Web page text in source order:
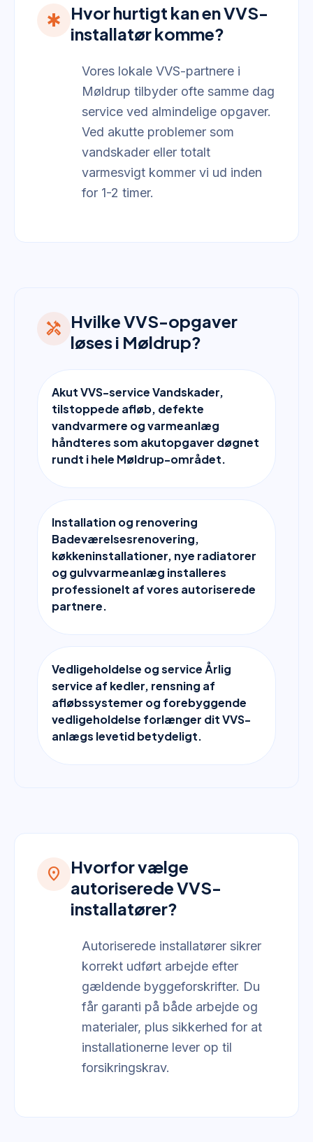
emergency
Hvor hurtigt kan en VVS-
installatør komme?
Vores lokale VVS-partnere i
Møldrup tilbyder ofte samme dag
service ved almindelige opgaver.
Ved akutte problemer som
vandskader eller totalt
varmesvigt kommer vi ud inden
for 1-2 timer.
handyman Hvilke VVS-opgaver
løses i Møldrup?
Akut VVS-service Vandskader,
tilstoppede afløb, defekte
vandvarmere og varmeanlæg
håndteres som akutopgaver døgnet
rundt i hele Møldrup-området.
Installation og renovering
Badeværelsesrenovering,
køkkeninstallationer, nye radiatorer
og gulvvarmeanlæg installeres
professionelt af vores autoriserede
partnere.
Vedligeholdelse og service Årlig
service af kedler, rensning af
afløbssystemer og forebyggende
vedligeholdelse forlænger dit VVS-
anlægs levetid betydeligt.
location_on
Hvorfor vælge
autoriserede VVS-
installatører?
Autoriserede installatører sikrer
korrekt udført arbejde efter
gældende byggeforskrifter. Du
får garanti på både arbejde og
materialer, plus sikkerhed for at
installationerne lever op til
forsikringskrav.